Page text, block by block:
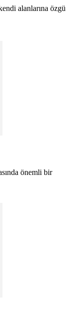
alanlarına özgü
önemli bir